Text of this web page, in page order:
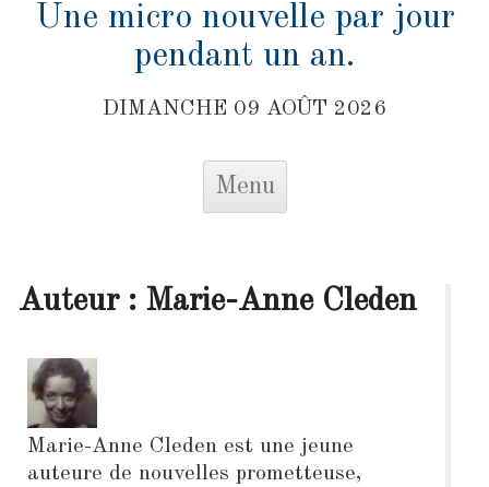
Une micro nouvelle par jour
pendant un an.
DIMANCHE 09 AOÛT 2026
Menu
Auteur : Marie-Anne Cleden
Marie-Anne Cleden est une jeune
auteure de nouvelles prometteuse,